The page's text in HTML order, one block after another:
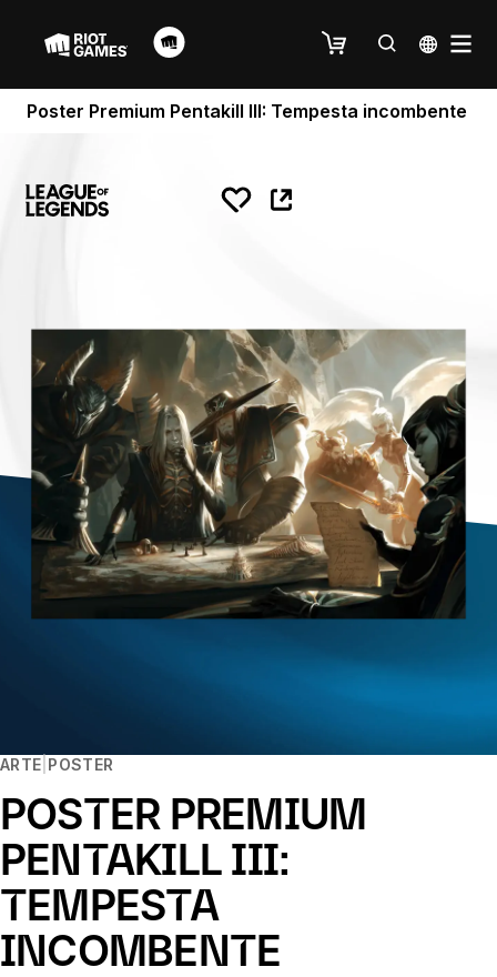
Poster Premium Pentakill III: Tempesta incombente
ARTE POSTER
POSTER PREMIUM
PENTAKILL III:
TEMPESTA
INCOMBENTE